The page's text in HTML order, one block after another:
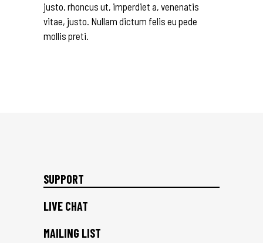
justo, rhoncus ut, imperdiet a, venenatis
vitae, justo. Nullam dictum felis eu pede
mollis preti.
SUPPORT
LIVE CHAT
MAILING LIST